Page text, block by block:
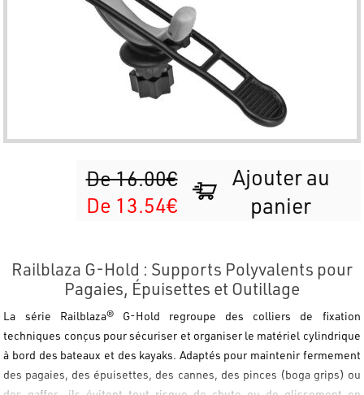
De 16.00€
De 13.54€
Ajouter au
panier
Railblaza G-Hold : Supports Polyvalents pour
Pagaies, Épuisettes et Outillage
La série Railblaza® G-Hold regroupe des colliers de fixation
techniques conçus pour sécuriser et organiser le matériel cylindrique
à bord des bateaux et des kayaks. Adaptés pour maintenir fermement
des pagaies, des épuisettes, des cannes, des pinces (boga grips) ou